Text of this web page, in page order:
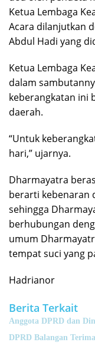
Ketua Lembaga
Acara dilanjutkan
Abdul Hadi yang
Ketua Lembaga
dalam
keberangkatan ini
daerah.
“Untuk
hari,” ujarnya.
Dharmayatra
berarti kebenaran
sehingga
berhubungan
umum
tempat suci yang
Hadrianor
Berita Terkait
Anggota DPRD dan
DPRD Balangan